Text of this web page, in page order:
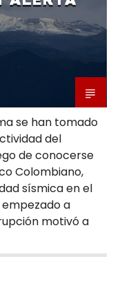
se han tomado
del
de conocerse
Colombiano,
sísmica en el
empezado a
motivó a